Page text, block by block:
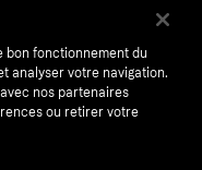
bon fonctionnement du
analyser votre navigation.
nos partenaires
ou retirer votre